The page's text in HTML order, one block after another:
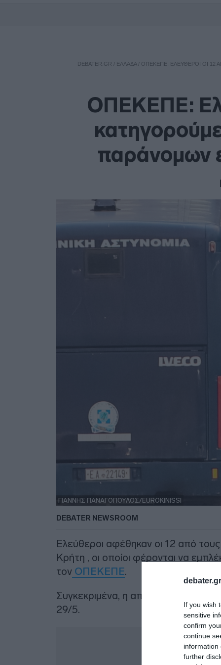
If you wish
sensitive
confirm
continue
information
further
DEBATER.GR / ΕΛΛΑΔΑ/ ΟΠΕΚΕΠΕ: ΕΛΕΎΘΕΡΟΙ ΟΙ
ΟΠΕΚΕΠΕ:
παράνομων
ΓΙΑΝΝΗΣ ΠΑΝΑΓΟΠΟΥΛΟΣ/EUROKINISSI
DEBATER NEWSROOM
Ελεύθεροι αφέθηκαν οι 12 από
Κρήτη , οι οποίοι φέρονται να
τον ΟΠΕΚΕΠΕ.
Συγκεκριμένα, η απόφαση πάρθηκε
29/5.